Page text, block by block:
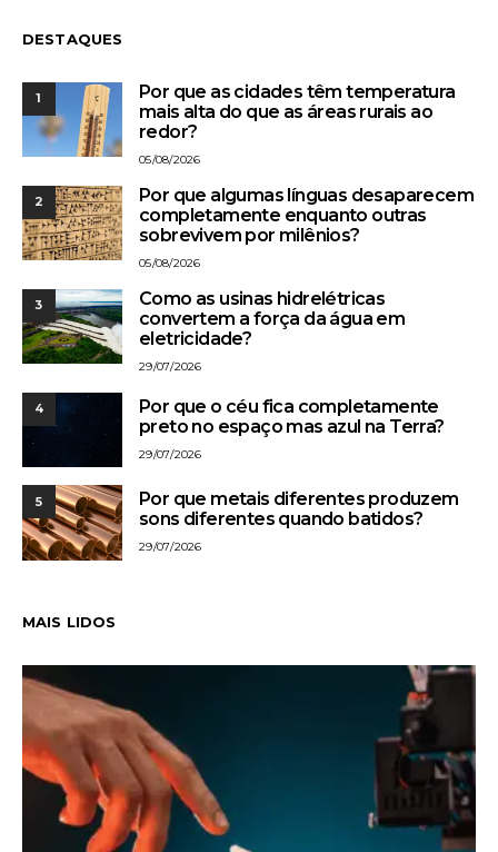
DESTAQUES
1
Por que as cidades têm temperatura
mais alta do que as áreas rurais ao
redor?
05/08/2026
2
Por que algumas línguas desaparecem
completamente enquanto outras
sobrevivem por milênios?
05/08/2026
3
Como as usinas hidrelétricas
convertem a força da água em
eletricidade?
29/07/2026
4
Por que o céu fica completamente
preto no espaço mas azul na Terra?
29/07/2026
5
Por que metais diferentes produzem
sons diferentes quando batidos?
29/07/2026
MAIS LIDOS